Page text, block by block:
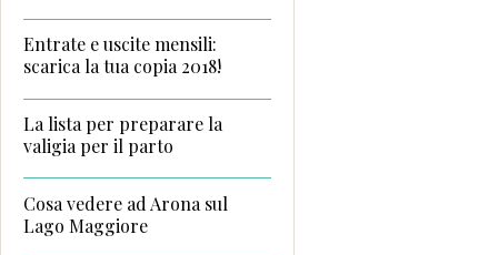
Entrate e uscite mensili:
scarica la tua copia 2018!
La lista per preparare la
valigia per il parto
Cosa vedere ad Arona sul
Lago Maggiore